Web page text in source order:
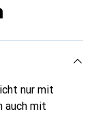
nur mit
auch mit